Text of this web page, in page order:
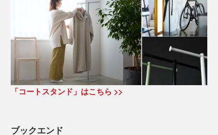
「コートスタンド」はこちら >>
ブックエンド